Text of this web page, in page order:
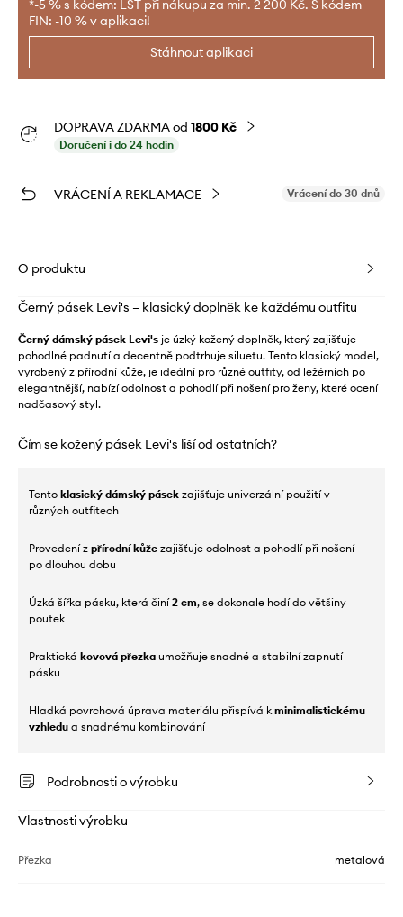
*-5 % s kódem: LST při nákupu za min. 2 200 Kč. S kódem
FIN: -10 % v aplikaci!
Stáhnout aplikaci
DOPRAVA ZDARMA od 1800 Kč
Doručení i do 24 hodin
VRÁCENÍ A REKLAMACE Vrácení do 30 dnů
O produktu
Černý pásek Levi's – klasický doplněk ke každému outfitu
Černý dámský pásek Levi's je úzký kožený doplněk, který zajišťuje
pohodlné padnutí a decentně podtrhuje siluetu. Tento klasický model,
vyrobený z přírodní kůže, je ideální pro různé outfity, od ležérních po
elegantnější, nabízí odolnost a pohodlí při nošení pro ženy, které ocení
nadčasový styl.
Čím se kožený pásek Levi's liší od ostatních?
Tento klasický dámský pásek zajišťuje univerzální použití v
různých outfitech
Provedení z přírodní kůže zajišťuje odolnost a pohodlí při nošení
po dlouhou dobu
Úzká šířka pásku, která činí2 cm, se dokonale hodí do většiny
poutek
Praktická kovová přezka umožňuje snadné a stabilní zapnutí
pásku
Hladká povrchová úprava materiálu přispívá kminimalistickému
vzhledu a snadnému kombinování
Podrobnosti o výrobku
Vlastnosti výrobku
Přezka metalová